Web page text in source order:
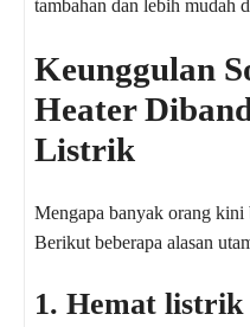
tambahan dan lebih mudah
Keunggulan
Heater
Listrik
Mengapa banyak orang kini
Berikut beberapa alasan
1. Hemat listrik